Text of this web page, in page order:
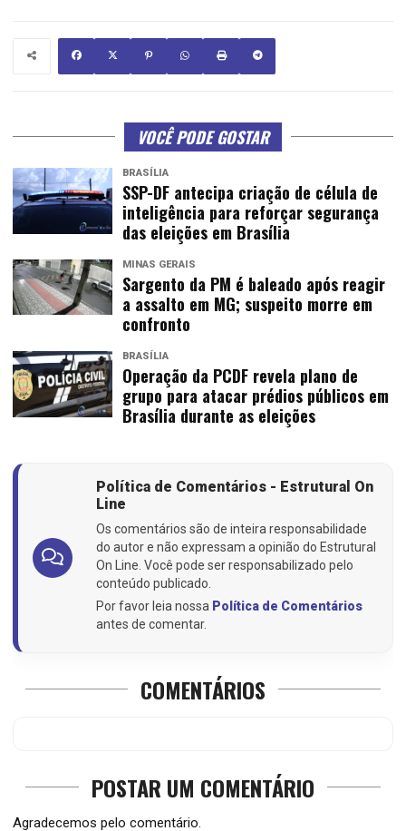
VOCÊ PODE GOSTAR
BRASÍLIA
SSP-DF antecipa criação de célula de
inteligência para reforçar segurança
das eleições em Brasília
MINAS GERAIS
Sargento da PM é baleado após reagir
a assalto em MG; suspeito morre em
confronto
BRASÍLIA
Operação da PCDF revela plano de
grupo para atacar prédios públicos em
Brasília durante as eleições
Política de Comentários - Estrutural On
Line
Os comentários são de inteira responsabilidade
do autor e não expressam a opinião do Estrutural
On Line. Você pode ser responsabilizado pelo
conteúdo publicado.
Por favor leia nossa Política de Comentários
antes de comentar.
COMENTÁRIOS
POSTAR UM COMENTÁRIO
Agradecemos pelo comentário.